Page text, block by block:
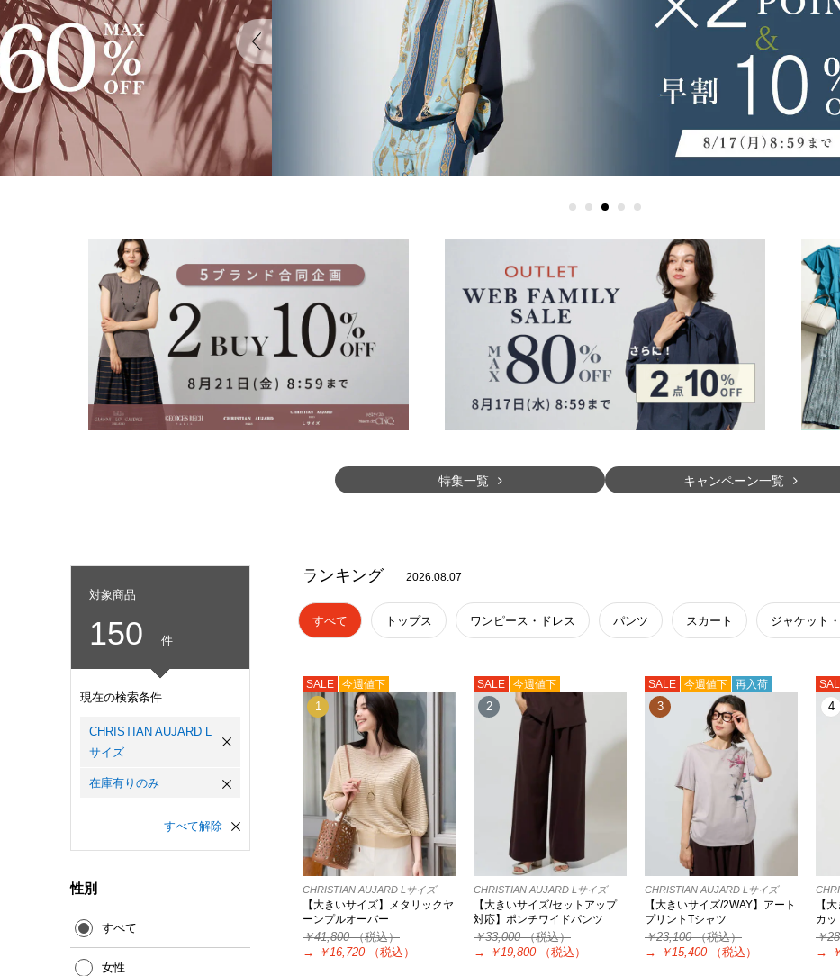
特集一覧 キャンペーン一覧
対象商品
150 件
現在の検索条件
CHRISTIAN AUJARD L
サイズ
在庫有りのみ
すべて解除
性別
すべて
女性
ランキング 2026.08.07
すべて トップス ワンピース・ドレス パンツ スカート ジャケット
SALE 今週値下
1
CHRISTIAN AUJARD Lサイズ
【大きいサイズ】メタリックヤ
ーンプルオーバー
￥41,800（税込）
→
￥16,720 （税込）
SALE 今週値下
2
CHRISTIAN AUJARD Lサイズ
【大きいサイズ/セットアップ
対応】ポンチワイドパンツ
￥33,000（税込）
→
￥19,800 （税込）
SALE 今週値下 再入荷
3
CHRISTIAN AUJARD Lサイズ
【大きいサイズ/2WAY】アート
プリントTシャツ
￥23,100（税込）
→
￥15,400 （税込）
4
【
カッ
￥
→